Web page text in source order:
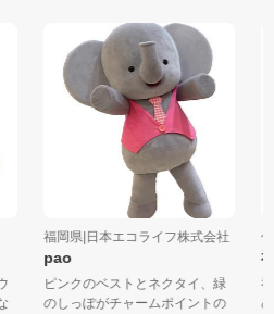
福岡県|日本エコライフ株式会社
pao
ピンクのベストとネクタイ、緑
のしっぽがチャームポイントの
佐
神
め